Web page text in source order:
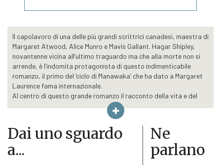
Il capolavoro di una delle più grandi scrittrici canadesi, maestra di
Margaret Atwood, Alice Munro e Mavis Gallant. Hagar Shipley,
novantenne vicina all’ultimo traguardo ma che alla morte non si
arrende, è l’indomita protagonista di questo indimenticabile
romanzo, il primo del ‘ciclo di Manawaka’ che ha dato a Margaret
Laurence fama internazionale.
Al centro di questo grande romanzo il racconto della vita e del
mondo, la vita di una donna, della sua famiglia, delle sue
travagliate vicende, e insieme del Canada, della regione aspra di
praterie che ospita questi indimenticabili personaggi. Narrata dal
punto di vista di Hagar, indomita novantenne, vicina all’ultimo
traguardo ma che alla morte non si arrende, la sua storia è una
storia dura percorsa dal dolore, dalla povertà, dalla solitudine,
Dai uno sguardo
a...
Ne
parlano